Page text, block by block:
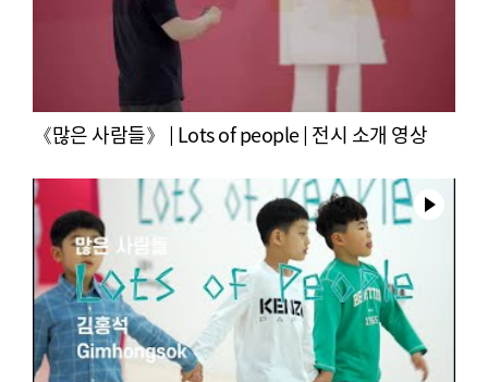
《많은 사람들》 | Lots of people | 전시 소개 영상